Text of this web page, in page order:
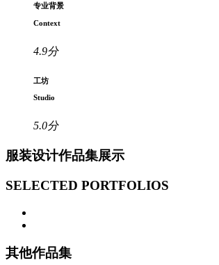
专业背景
Context
4.9分
工坊
Studio
5.0分
服装设计作品集展示
SELECTED PORTFOLIOS
其他作品集